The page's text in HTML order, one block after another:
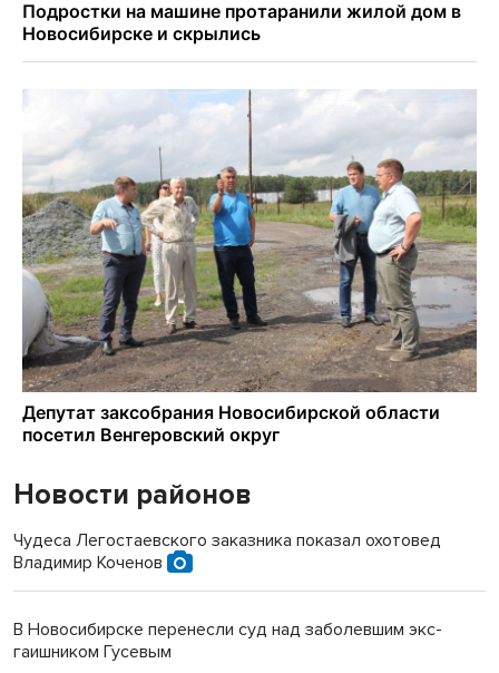
Новости районов
Чудеса Легостаевского заказника показал охотовед
Владимир Коченов
В Новосибирске перенесли суд над заболевшим экс-
гаишником Гусевым